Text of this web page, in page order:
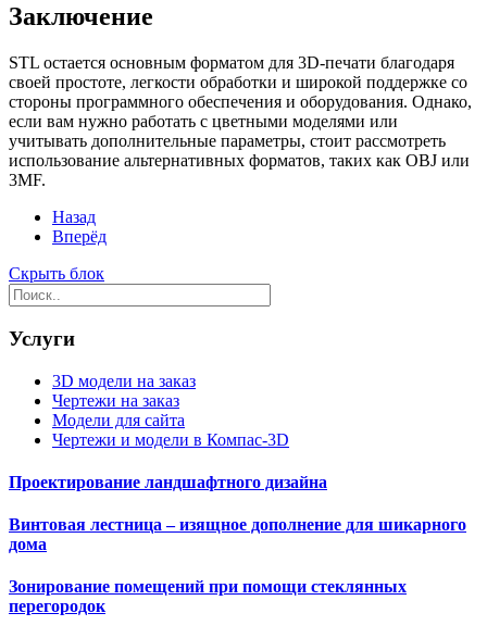
Заключение
STL остается основным форматом для 3D-печати благодаря
своей простоте, легкости обработки и широкой поддержке со
стороны программного обеспечения и оборудования. Однако,
если вам нужно работать с цветными моделями или
учитывать дополнительные параметры, стоит рассмотреть
использование альтернативных форматов, таких как OBJ или
3MF.
Назад
Вперёд
Скрыть блок
Услуги
3D модели на заказ
Чертежи на заказ
Модели для сайта
Чертежи и модели в Компас-3D
Проектирование ландшафтного дизайна
Винтовая лестница – изящное дополнение для шикарного
дома
Зонирование помещений при помощи стеклянных
перегородок